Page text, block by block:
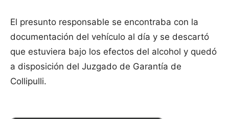
El presunto responsable se encontraba con la
documentación del vehículo al día y se descartó
que estuviera bajo los efectos del alcohol y quedó
a disposición del Juzgado de Garantía de
Collipulli.